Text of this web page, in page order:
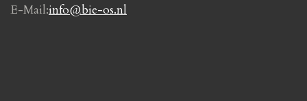
E-Mail:info@bie-os.nl